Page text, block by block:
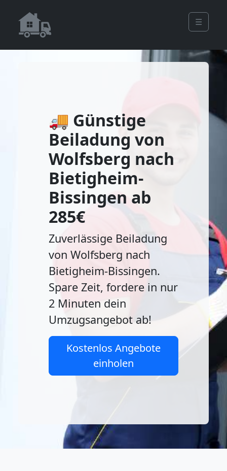
☰
🚚 Günstige
Beiladung von
Wolfsberg nach
Bietigheim-
Bissingen ab
285€
Zuverlässige Beiladung
von Wolfsberg nach
Bietigheim-Bissingen.
Spare Zeit, fordere in nur
2 Minuten dein
Umzugsangebot ab!
Kostenlos Angebote
einholen